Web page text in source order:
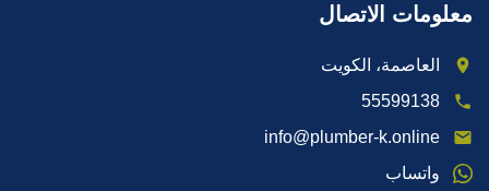
معلومات الاتصال
العاصمة، الكويت
55599138
info@plumber-k.online
واتساب